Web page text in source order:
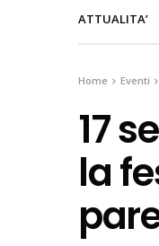
ATTUALITA’
Home Eventi
17
la